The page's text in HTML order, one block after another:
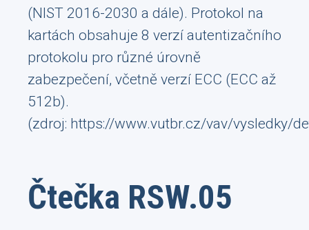
(NIST 2016-2030 a dále). Protokol na
kartách obsahuje 8 verzí autentizačního
protokolu pro různé úrovně
zabezpečení, včetně verzí ECC (ECC až
512b).
(zdroj: https://www.vutbr.cz/vav/vysledky/
Čtečka RSW.05